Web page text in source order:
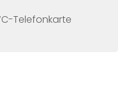
Telefonkarte